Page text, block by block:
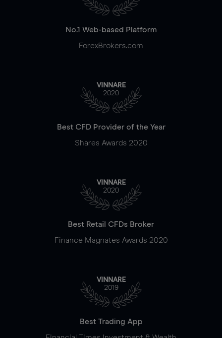
No.1 Web-based Platform
ForexBrokers.com
VINNARE
2020
Best CFD Provider of the Year
Shares Awards 2020
VINNARE
2020
Best Retail CFDs Broker
Finance Magnates Awards 2020
VINNARE
2019
Best Trading App